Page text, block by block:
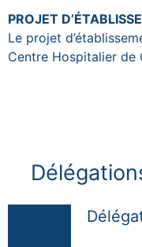
PROJET
Le projet
Centre Hospitalier de